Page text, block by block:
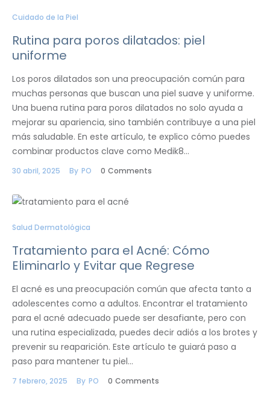
Cuidado de la Piel
Rutina para poros dilatados: piel
uniforme
Los poros dilatados son una preocupación común para
muchas personas que buscan una piel suave y uniforme.
Una buena rutina para poros dilatados no solo ayuda a
mejorar su apariencia, sino también contribuye a una piel
más saludable. En este artículo, te explico cómo puedes
combinar productos clave como Medik8…
30 abril, 2025 By PO 0 Comments
Salud Dermatológica
Tratamiento para el Acné: Cómo
Eliminarlo y Evitar que Regrese
El acné es una preocupación común que afecta tanto a
adolescentes como a adultos. Encontrar el tratamiento
para el acné adecuado puede ser desafiante, pero con
una rutina especializada, puedes decir adiós a los brotes y
prevenir su reaparición. Este artículo te guiará paso a
paso para mantener tu piel…
7 febrero, 2025 By PO 0 Comments